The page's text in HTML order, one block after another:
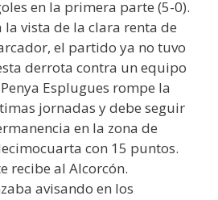
en la primera parte (5-0).
la vista de la clara renta de
el partido ya no tuvo
derrota contra un equipo
Esplugues rompe la
jornadas y debe seguir
en la zona de
con 15 puntos.
recibe al Alcorcón.
avisando en los